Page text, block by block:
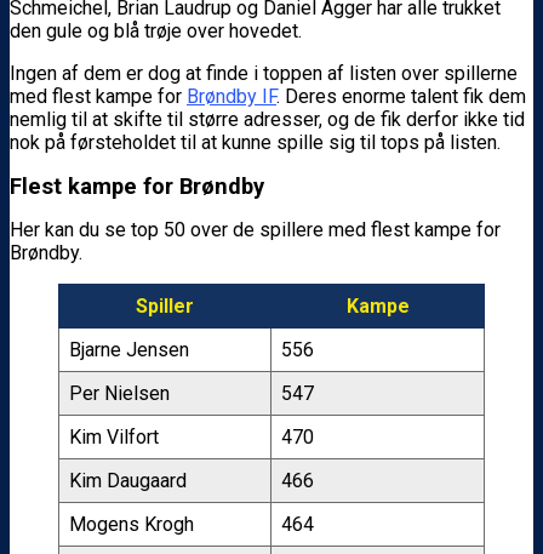
Schmeichel, Brian Laudrup og Daniel Agger har alle trukket
den gule og blå trøje over hovedet.
Ingen af dem er dog at finde i toppen af listen over spillerne
med flest kampe for Brøndby IF. Deres enorme talent fik dem
nemlig til at skifte til større adresser, og de fik derfor ikke tid
nok på førsteholdet til at kunne spille sig til tops på listen.
Flest kampe for Brøndby
Her kan du se top 50 over de spillere med flest kampe for
Brøndby.
Spiller
Kampe
Bjarne Jensen
556
Per Nielsen
547
Kim Vilfort
470
Kim Daugaard
466
Mogens Krogh
464